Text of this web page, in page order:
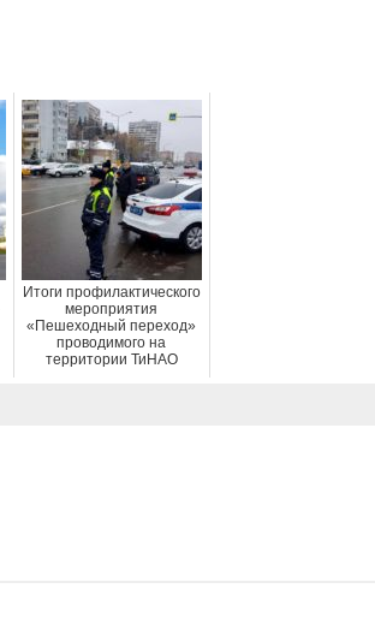
Итоги профилактического
мероприятия
«Пешеходный переход»
проводимого на
территории ТиНАО